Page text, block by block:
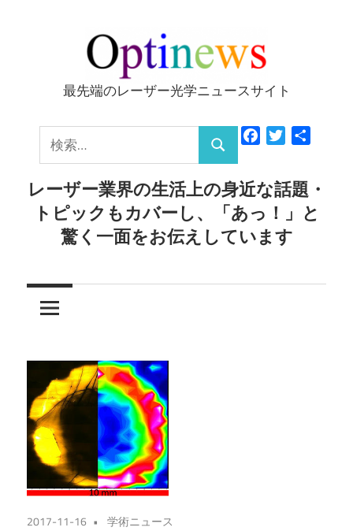
ッ
Optinews
最先端のレーザー光学ニュースサイト
索:
検
索
FacebookTwitter
レーザー業界の生活上の身近な話題・
トピックもカバーし、「あっ！」と
驚く一面をお伝えしています
2017-11-16 学術ニュース